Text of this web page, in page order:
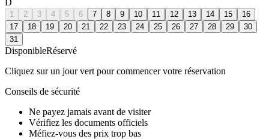
1 2 3 4 5 6 7 8 9 10 11 12 13 14 15
16
17
18 19 20 21 22 23 24 25 26 27 28 29
30
31
DisponibleRéservé
Cliquez sur un jour vert pour commencer votre réservation
Conseils de sécurité
Ne payez jamais avant de visiter
Vérifiez les documents officiels
Méfiez-vous des prix trop bas